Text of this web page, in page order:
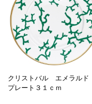
クリストバル エメラルド
プレート３１ｃｍ